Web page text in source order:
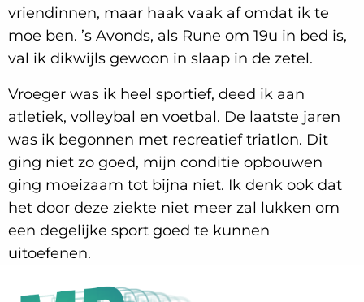
vriendinnen, maar haak vaak af omdat ik te
moe ben. ’s Avonds, als Rune om 19u in bed is,
val ik dikwijls gewoon in slaap in de zetel.
Vroeger was ik heel sportief, deed ik aan
atletiek, volleybal en voetbal. De laatste jaren
was ik begonnen met recreatief triatlon. Dit
ging niet zo goed, mijn conditie opbouwen
ging moeizaam tot bijna niet. Ik denk ook dat
het door deze ziekte niet meer zal lukken om
een degelijke sport goed te kunnen
uitoefenen.